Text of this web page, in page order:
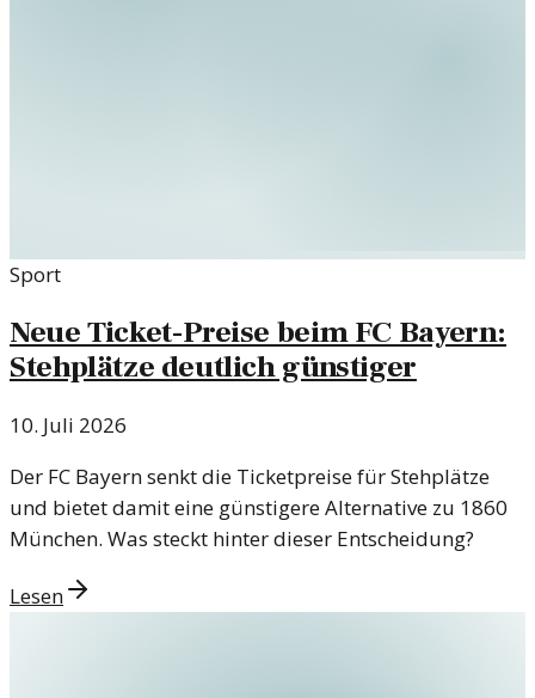
Sport
Neue Ticket-Preise beim FC Bayern:
Stehplätze deutlich günstiger
10. Juli 2026
Der FC Bayern senkt die Ticketpreise für Stehplätze
und bietet damit eine günstigere Alternative zu 1860
München. Was steckt hinter dieser Entscheidung?
Lesen